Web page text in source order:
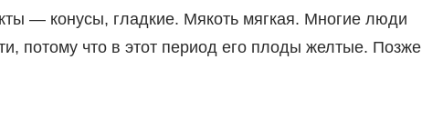
— конусы, гладкие. Мякоть мягкая. Многие люди
потому что в этот период его плоды желтые. Позже